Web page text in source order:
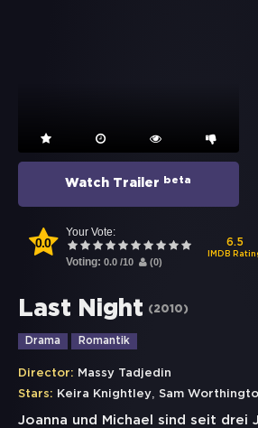
Watch Trailer beta
0.0
Your Vote:
Voting: 0.0 /10 (0)
6.5
IMDB
Last Night (2010)
Drama Romantik
Director: Massy Tadjedin
Stars: Keira Knightley, Sam
Joanna und Michael sind seit drei